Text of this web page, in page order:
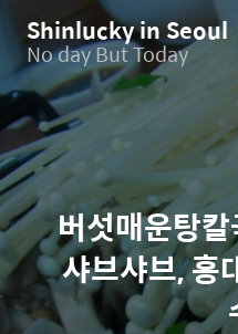
Shinlucky in Seoul
No day But Today
버섯매운탕
샤브샤브, 홍